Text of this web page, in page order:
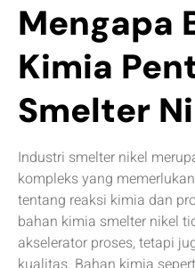
Mengapa
Kimia
Smelter
Industri smelter nikel
kompleks yang
tentang reaksi kimia dan
bahan kimia smelter nikel
akselerator proses, tetapi